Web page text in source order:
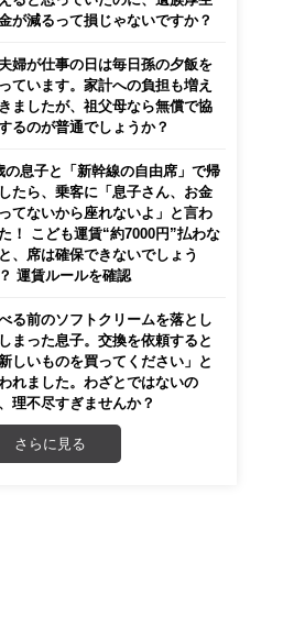
が減るって損じゃないですか？
婦が仕事の日は毎日孫の夕飯を
ています。家計への負担も増え
ましたが、祖父母なら無償で協
るのが普通でしょうか？
の息子と「新幹線の自由席」で帰
たら、乗客に「息子さん、お金
てないから座れないよ」と言わ
！ こども運賃“約7000円”払わな
、席は確保できないでしょう
運賃ルールを確認
る前のソフトクリームを落とし
まった息子。交換を依頼すると
新しいものを買ってください」と
れました。わざとではないの
理不尽すぎませんか？
さらに見る